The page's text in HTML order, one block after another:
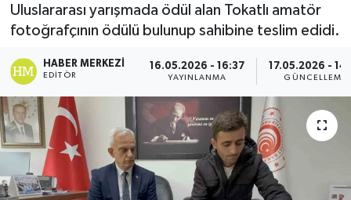
Uluslararası yarışmada ödül alan Tokatlı amatör
fotoğrafçının ödülü bulunup sahibine teslim edidi.
HABER MERKEZI
EDITÖR
16.05.2026 - 16:37
YAYINLANMA
17.05.2026 -
GÜNCELLEME
Gündem
Sağlık
Spor
Süper Lig Puan Durumu ve Fikstür
Haber Arşivi